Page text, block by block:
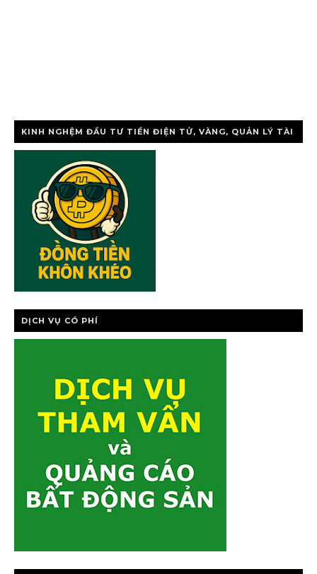
KINH NGHỆM ĐẦU TƯ TIỀN ĐIỆN TỬ, VÀNG, QUẢN LÝ TÀI
DỊCH VỤ CÓ PHÍ